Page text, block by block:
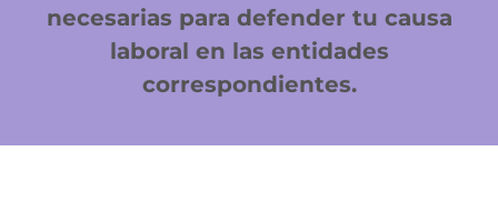
necesarias para defender tu causa
laboral en las entidades
correspondientes.